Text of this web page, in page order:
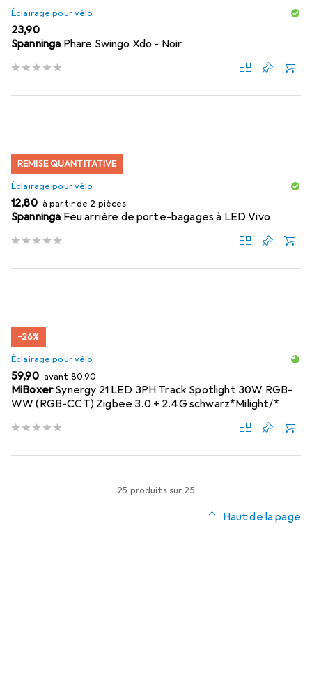
Éclairage pour vélo
EUR
23,90
Spanninga Phare Swingo Xdo - Noir
REMISE QUANTITATIVE
Éclairage pour vélo
EUR
12,80 à partir de 2 pièces
Spanninga Feu arrière de porte-bagages à LED Vivo
−26%
Éclairage pour vélo
EUR
59,90 avant EUR
80,90
MiBoxerSynergy 21 LED 3PH Track Spotlight 30W RGB-
WW (RGB-CCT) Zigbee 3.0 + 2.4G schwarz*Milight/*
25 produits sur 25
Haut de la page